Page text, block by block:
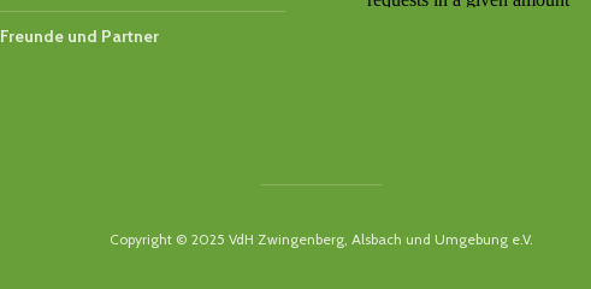
Freunde und Partner
Copyright © 2025 VdH Zwingenberg, Alsbach und Umgebung e.V.